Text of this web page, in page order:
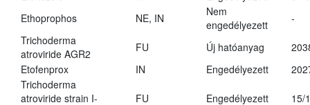
Ethoprophos
NE, IN
Nem
engedélyezett
-
Trichoderma
atroviride AGR2
FU Új hatóanyag
Etofenprox
IN Engedélyezett
Trichoderma
atroviride strain I-
FU Engedélyezett 15/